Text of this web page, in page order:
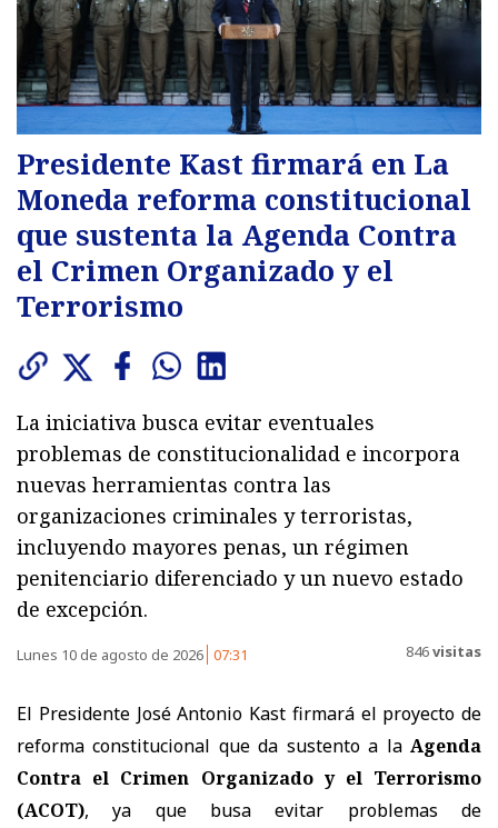
Presidente Kast firmará en La
Moneda reforma constitucional
que sustenta la Agenda Contra
el Crimen Organizado y el
Terrorismo
La iniciativa busca evitar eventuales
problemas de constitucionalidad e incorpora
nuevas herramientas contra las
organizaciones criminales y terroristas,
incluyendo mayores penas, un régimen
penitenciario diferenciado y un nuevo estado
de excepción.
Lunes 10 de agosto de 2026 07:31 846visitas
El Presidente José Antonio Kast firmará el proyecto de
reforma constitucional que da sustento a la Agenda
Contra el Crimen Organizado y el Terrorismo
(ACOT), ya que busa evitar problemas de